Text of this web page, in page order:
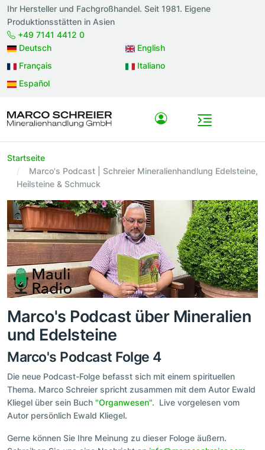
Ihr Hersteller und Fachgroßhandel. Seit 1981. Eigene
Produktionsstätten in Asien
+49 7141 4412 0
Deutsch
English
Français
Italiano
Español
Startseite
Marco's Podcast | Schreier Mineralienhandlung Edelsteine,
Heilsteine & Schmuck
Marco's Podcast über Mineralien
und Edelsteine
Marco's Podcast Folge 4
Die neue Podcast-Folge befasst sich mit einem spirituellen
Thema. Marco Schreier spricht zusammen mit dem Autor Ewald
Kliegel über sein Buch "Organwesen". Live vorgelesen vom
Autor persönlich Ewald Kliegel.
Gerne können Sie Ihre Meinung zu dieser Fologe äußern.